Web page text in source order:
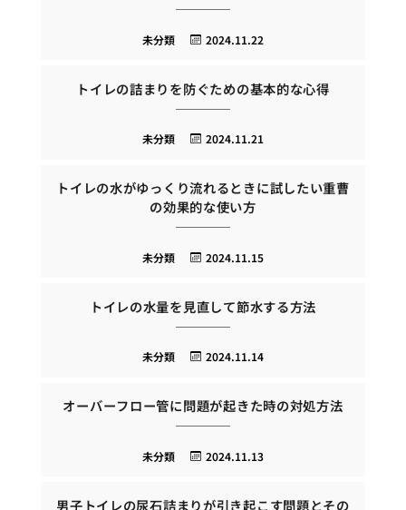
2024.11.22
未分類
トイレの詰まりを防ぐための基本的な心得
2024.11.21
未分類
トイレの水がゆっくり流れるときに試したい重曹
の効果的な使い方
2024.11.15
未分類
トイレの水量を見直して節水する方法
2024.11.14
未分類
オーバーフロー管に問題が起きた時の対処方法
2024.11.13
未分類
男子トイレの尿石詰まりが引き起こす問題とその